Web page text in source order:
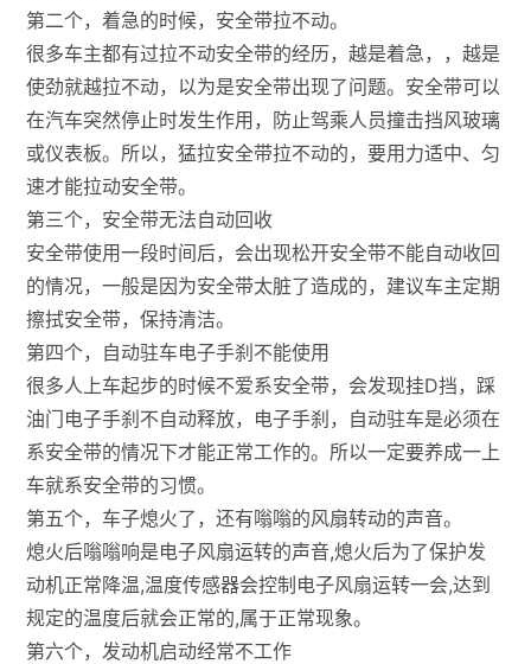
第二个，着急的时候，安全带拉不动。
很多车主都有过拉不动安全带的经历，越是着急，，越是
使劲就越拉不动，以为是安全带出现了问题。安全带可以
在汽车突然停止时发生作用，防止驾乘人员撞击挡风玻璃
或仪表板。所以，猛拉安全带拉不动的，要用力适中、匀
速才能拉动安全带。
第三个，安全带无法自动回收
安全带使用一段时间后，会出现松开安全带不能自动收回
的情况，一般是因为安全带太脏了造成的，建议车主定期
擦拭安全带，保持清洁。
第四个，自动驻车电子手刹不能使用
很多人上车起步的时候不爱系安全带，会发现挂D挡，踩
油门电子手刹不自动释放，电子手刹，自动驻车是必须在
系安全带的情况下才能正常工作的。所以一定要养成一上
车就系安全带的习惯。
第五个，车子熄火了，还有嗡嗡的风扇转动的声音。
熄火后嗡嗡响是电子风扇运转的声音,熄火后为了保护发
动机正常降温,温度传感器会控制电子风扇运转一会,达到
规定的温度后就会正常的,属于正常现象。
第六个，发动机启动经常不工作